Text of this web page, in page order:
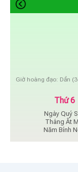
Giờ hoàng đạo: Dần
Thứ 6
Ngày Quý
Tháng Ất
Năm Bính